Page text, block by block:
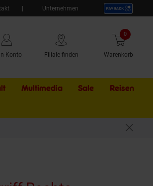
Unternehmen
Konto Filiale finden Warenkorb
0 Artikel
Multimedia Sale Externer
Reisen